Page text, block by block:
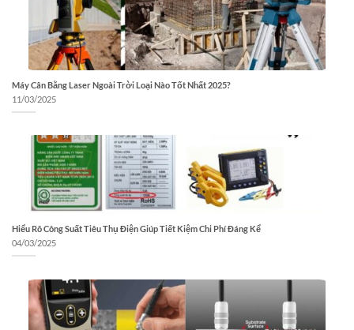
Máy Cân Bằng Laser Ngoài Trời Loại Nào Tốt Nhất 2025?
11/03/2025
Hiểu Rõ Công Suất Tiêu Thụ Điện Giúp Tiết Kiệm Chi Phí Đáng Kể
04/03/2025